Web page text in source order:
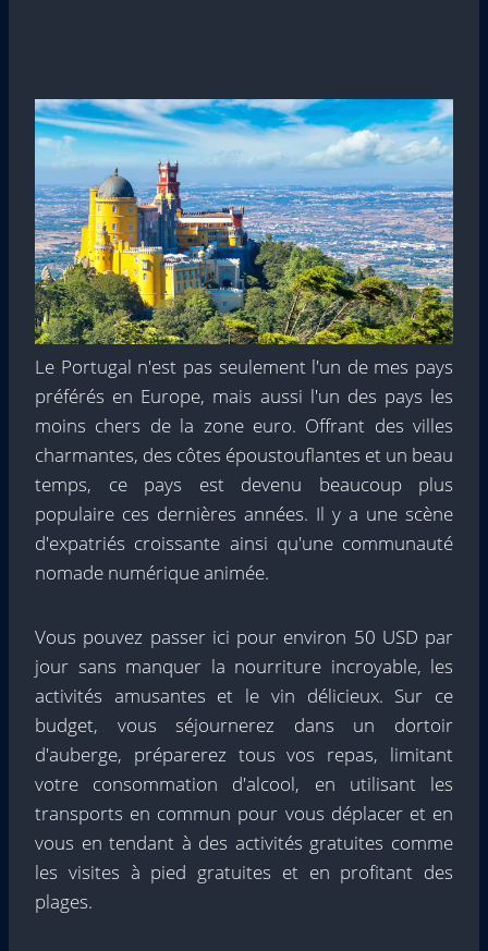
Le Portugal n'est pas seulement l'un de mes pays
préférés en Europe, mais aussi l'un des pays les
moins chers de la zone euro. Offrant des villes
charmantes, des côtes époustouflantes et un beau
temps, ce pays est devenu beaucoup plus
populaire ces dernières années. Il y a une scène
d'expatriés croissante ainsi qu'une communauté
nomade numérique animée.
Vous pouvez passer ici pour environ 50 USD par
jour sans manquer la nourriture incroyable, les
activités amusantes et le vin délicieux. Sur ce
budget, vous séjournerez dans un dortoir
d'auberge, préparerez tous vos repas, limitant
votre consommation d'alcool, en utilisant les
transports en commun pour vous déplacer et en
vous en tendant à des activités gratuites comme
les visites à pied gratuites et en profitant des
plages.